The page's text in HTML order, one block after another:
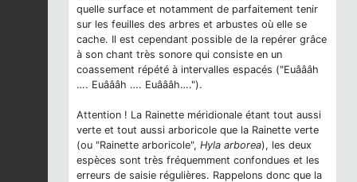
quelle surface et notamment de parfaitement tenir
sur les feuilles des arbres et arbustes où elle se
cache. Il est cependant possible de la repérer grâce
à son chant très sonore qui consiste en un
coassement répété à intervalles espacés ("Euâââh
…. Euâââh …. Euâââh….").
Attention ! La Rainette méridionale étant tout aussi
verte et tout aussi arboricole que la Rainette verte
(ou "Rainette arboricole", Hyla arborea), les deux
espèces sont très fréquemment confondues et les
erreurs de saisie régulières. Rappelons donc que la